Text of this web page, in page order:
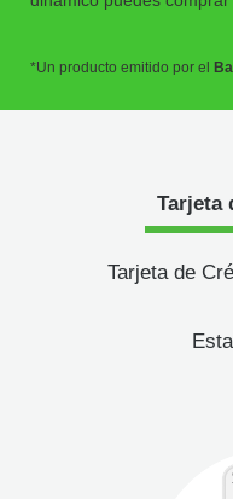
*Un producto emitido por el
Tarjeta
Tarjeta de